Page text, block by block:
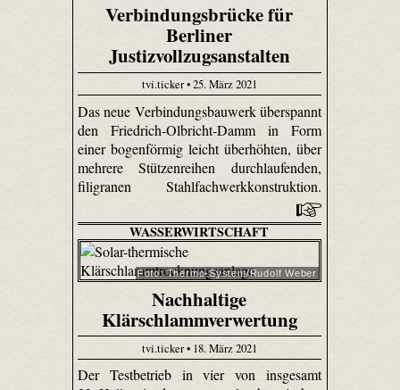
Verbindungsbrücke für
Berliner
Justizvollzugsanstalten
tvi.ticker • 25. März 2021
Das neue Verbindungsbauwerk überspannt
den Friedrich-Olbricht-Damm in Form
einer bogenförmig leicht überhöhten, über
mehrere Stützenreihen durchlaufenden,
filigranen Stahlfachwerkkonstruktion.
WASSERWIRTSCHAFT
Foto: Thermo-System/Rudolf Weber
Nachhaltige
Klärschlammverwertung
tvi.ticker • 18. März 2021
Der Testbetrieb in vier von insgesamt